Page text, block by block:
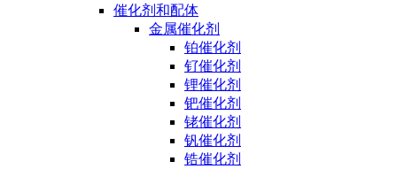
催化剂和配体
金属催化剂
铂催化剂
钌催化剂
锂催化剂
钯催化剂
铑催化剂
钒催化剂
锆催化剂